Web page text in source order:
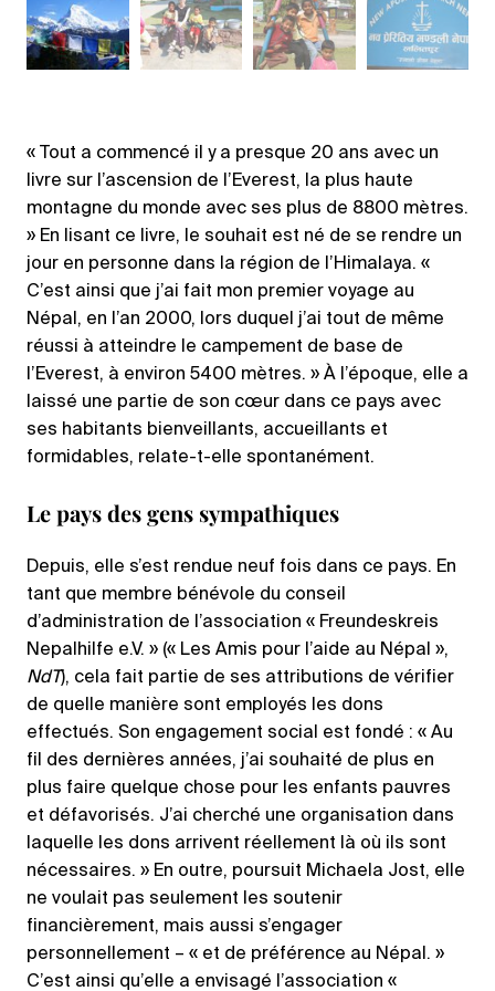
« Tout a commencé il y a presque 20 ans avec un
livre sur l’ascension de l’Everest, la plus haute
montagne du monde avec ses plus de 8800 mètres.
» En lisant ce livre, le souhait est né de se rendre un
jour en personne dans la région de l’Himalaya. «
C’est ainsi que j’ai fait mon premier voyage au
Népal, en l’an 2000, lors duquel j’ai tout de même
réussi à atteindre le campement de base de
l’Everest, à environ 5400 mètres. » À l’époque, elle a
laissé une partie de son cœur dans ce pays avec
ses habitants bienveillants, accueillants et
formidables, relate-t-elle spontanément.
Le pays des gens sympathiques
Depuis, elle s’est rendue neuf fois dans ce pays. En
tant que membre bénévole du conseil
d’administration de l’association « Freundeskreis
Nepalhilfe e.V. » (« Les Amis pour l’aide au Népal »,
NdT), cela fait partie de ses attributions de vérifier
de quelle manière sont employés les dons
effectués. Son engagement social est fondé : « Au
fil des dernières années, j’ai souhaité de plus en
plus faire quelque chose pour les enfants pauvres
et défavorisés. J’ai cherché une organisation dans
laquelle les dons arrivent réellement là où ils sont
nécessaires. » En outre, poursuit Michaela Jost, elle
ne voulait pas seulement les soutenir
financièrement, mais aussi s’engager
personnellement – « et de préférence au Népal. »
C’est ainsi qu’elle a envisagé l’association «